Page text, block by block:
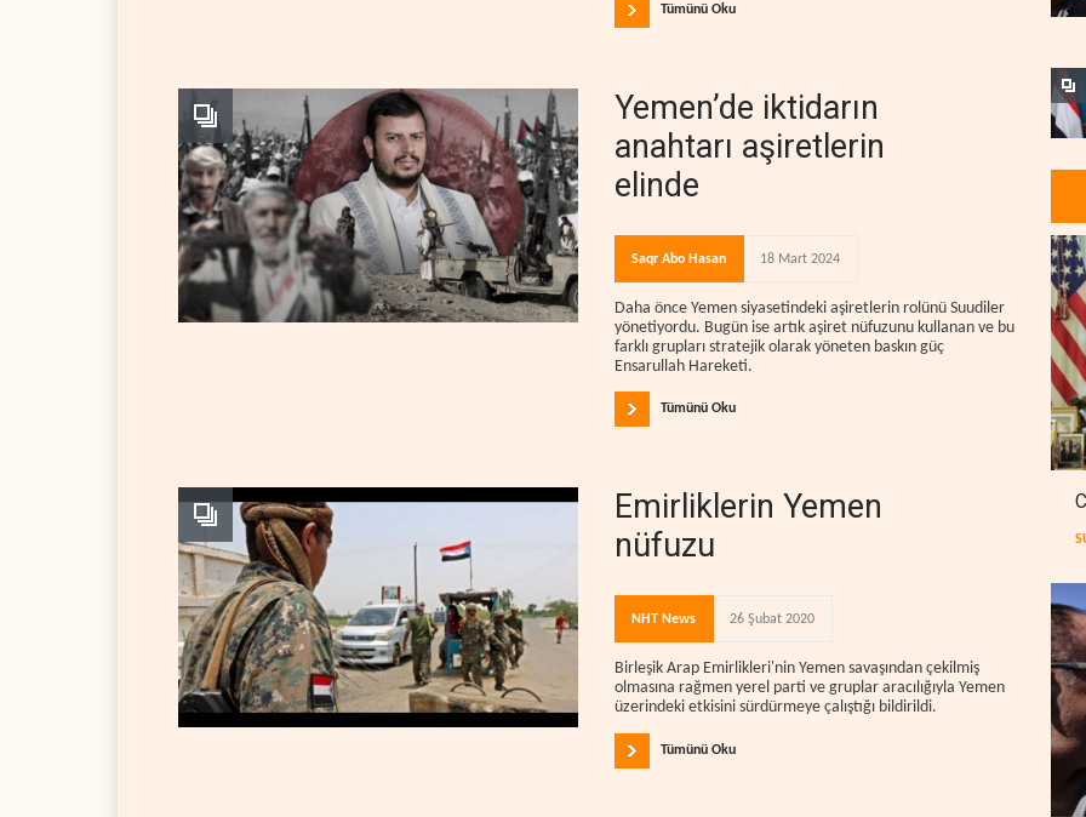
Tümünü Oku
Yemen’de iktidarın
anahtarı aşiretlerin
elinde
Saqr Abo Hasan 18 Mart 2024
Daha önce Yemen siyasetindeki aşiretlerin rolünü Suudiler
yönetiyordu. Bugün ise artık aşiret nüfuzunu kullanan ve bu
farklı grupları stratejik olarak yöneten baskın güç
Ensarullah Hareketi.
Tümünü Oku
Emirliklerin Yemen
nüfuzu
NHT News 26 Şubat 2020
Birleşik Arap Emirlikleri'nin Yemen savaşından çekilmiş
olmasına rağmen yerel parti ve gruplar aracılığıyla Yemen
üzerindeki etkisini sürdürmeye çalıştığı bildirildi.
Tümünü Oku